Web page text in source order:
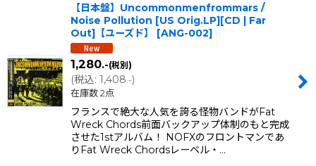
【日本盤】Uncommonmenfrommars /
Noise Pollution [US Orig.LP][CD | Far
Out]【ユーズド】
[ANG-002]
1,280.-(税別)
(税込: 1,408.-)
在庫数 2点
フランスで絶大な人気を誇る怪物バンドがFat
Wreck Chords前面バックアップ体制のもと完成
させた1stアルバム！ NOFXのフロントマンであ
りFat Wreck Chordsレーベル・…